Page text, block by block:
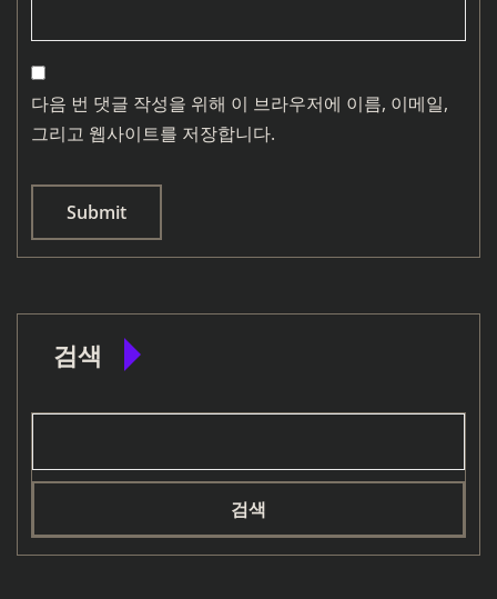
다음 번 댓글 작성을 위해 이 브라우저에 이름, 이메일,
그리고 웹사이트를 저장합니다.
검색
검색